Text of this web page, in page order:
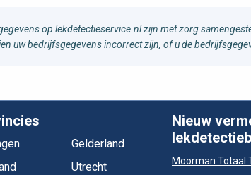
op lekdetectieservice.nl zijn met zorg
uw bedrijfsgegevens incorrect zijn, of u de
Gelderland
Utrecht
Nieuw
Moorman Totaal